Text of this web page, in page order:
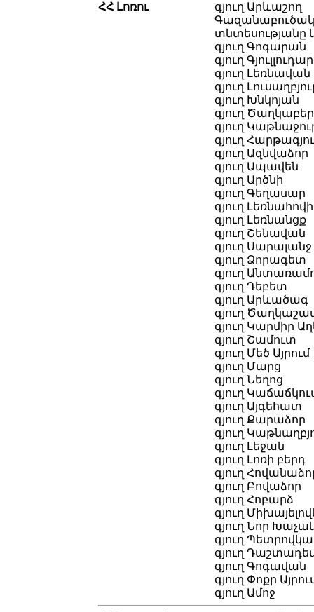
ՀՀ Լոռու
գյուղ Արևաշող
տնտեսությանը
գյուղ Գոգարան
գյուղ
գյուղ Լեռնավան
գյուղ
գյուղ Խնկոյան
գյուղ Ծաղկաբեր
գյուղ
գյուղ
գյուղ Ազնվաձոր
գյուղ Ապավեն
գյուղ Արծնի
գյուղ Գեղասար
գյուղ
գյուղ Լեռնանցք
գյուղ Շենավան
գյուղ Սարալանջ
գյուղ Ձորագետ
գյուղ
գյուղ Դեբետ
գյուղ Արևածագ
գյուղ
գյուղ Կարմիր
գյուղ Շամուտ
գյուղ Մեծ Այրում
գյուղ Մարց
գյուղ Նեղոց
գյուղ
գյուղ Այգեհատ
գյուղ Քարաձոր
գյուղ
գյուղ Լեջան
գյուղ Լոռի բերդ
գյուղ
գյուղ Բովաձոր
գյուղ Հոբարձ
գյուղ
գյուղ Նոր
գյուղ Պետրովկա
գյուղ
գյուղ Գոգավան
գյուղ Փոքր
գյուղ Ամոջ